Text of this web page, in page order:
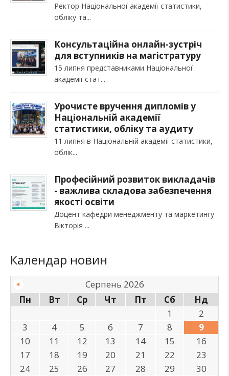
Ректор Національної академії статистики,
обліку та
Консультаційна онлайн-зустріч
для вступників на магістратуру
15 липня представниками Національної
академії стат
Урочисте вручення дипломів у
Національній академії
статистики, обліку та аудиту
11 липня в Національній академії статистики,
облік
Професійний розвиток викладачів
- важлива складова забезпечення
якості освіти
Доцент кафедри менеджменту та маркетингу
Вікторія
Календар новин
Серпень 2026
Пн
Вт Ср Чт Пт Сб
Нд
1
2
3
4 5 6 7 8
9
10
11 12 13 14 15
16
17
18 19 20 21 22
23
24
25 26 27 28 29
30